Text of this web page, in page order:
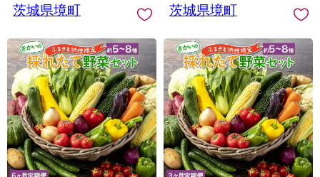
茨城県境町
茨城県境町